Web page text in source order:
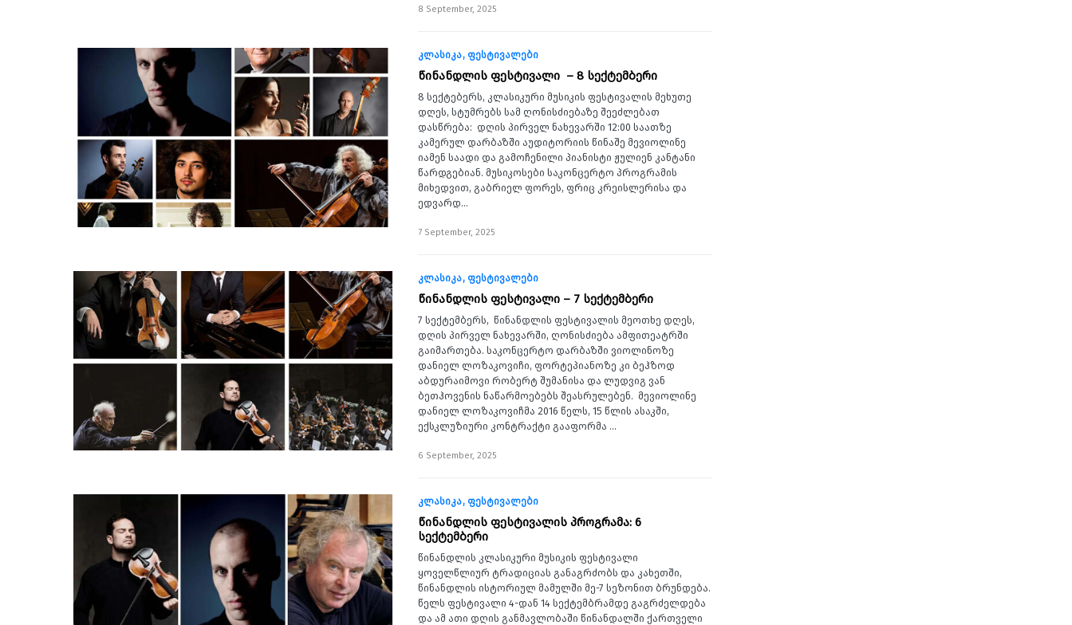
8 September, 2025
კლასიკა ფესტივალები
წინანდლის ფესტივალი – 8 სექტემბერი
8 სექტებერს, კლასიკური მუსიკის ფესტივალის მეხუთე
დღეს, სტუმრებს სამ ღონისძიებაზე შეეძლებათ
დასწრება: დღის პირველ ნახევარში 12:00 საათზე
კამერულ დარბაზში აუდიტორიის წინაშე მევიოლინე
იამენ საადი და გამოჩენილი პიანისტი ჟულიენ კანტანი
წარდგებიან. მუსიკოსები საკონცერტო პროგრამის
მიხედვით, გაბრიელ ფორეს, ფრიც კრეისლერისა და
ედვარდ…
7 September, 2025
კლასიკა ფესტივალები
წინანდლის ფესტივალი – 7 სექტემბერი
7 სექტემბერს, წინანდლის ფესტივალის მეოთხე დღეს,
დღის პირველ ნახევარში, ღონისძიება ამფითეატრში
გაიმართება. საკონცერტო დარბაზში ვიოლინოზე
დანიელ ლოზაკოვიჩი, ფორტეპიანოზე კი ბეჰზოდ
აბდურაიმოვი რობერტ შუმანისა და ლუდვიგ ვან
ბეთჰოვენის ნაწარმოებებს შეასრულებენ. მევიოლინე
დანიელ ლოზაკოვიჩმა 2016 წელს, 15 წლის ასაკში,
ექსკლუზიური კონტრაქტი გააფორმა …
6 September, 2025
კლასიკა ფესტივალები
წინანდლის ფესტივალის პროგრამა: 6
სექტემბერი
წინანდლის კლასიკური მუსიკის ფესტივალი
ყოველწლიურ ტრადიციას განაგრძობს და კახეთში,
წინანდლის ისტორიულ მამულში მე-7 სეზონით ბრუნდება.
წელს ფესტივალი 4-დან 14 სექტემბრამდე გაგრძელდება
და ამ ათი დღის განმავლობაში წინანდალში ქართველი